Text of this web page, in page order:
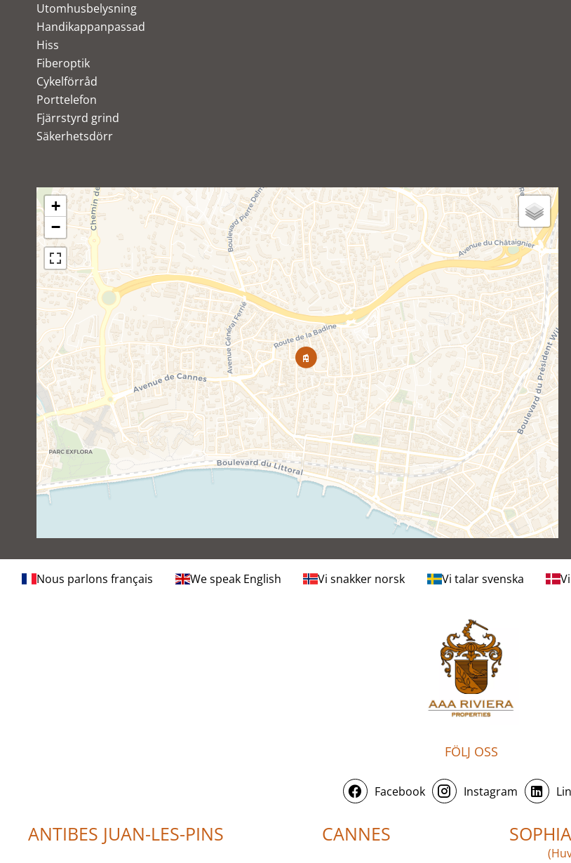
Utomhusbelysning
Handikappanpassad
Hiss
Fiberoptik
Cykelförråd
Porttelefon
Fjärrstyrd grind
Säkerhetsdörr
+
−
Nous parlons français We speak English Vi snakker norsk Vi talar svenska
FÖLJ OSS
Facebook Instagram
ANTIBES JUAN-LES-PINS CANNES